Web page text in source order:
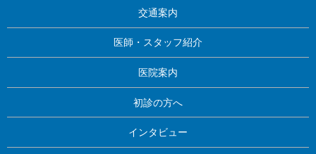
交通案内
医師・スタッフ紹介
医院案内
初診の方へ
インタビュー